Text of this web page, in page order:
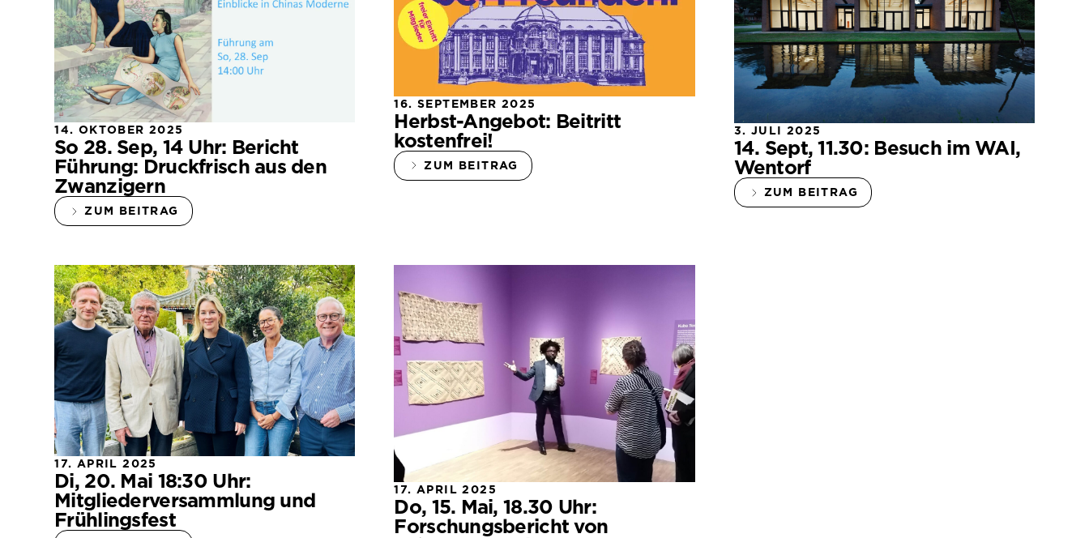
14. OKTOBER 2025
So 28. Sep, 14 Uhr: Bericht
Führung: Druckfrisch aus den
Zwanzigern
ZUM BEITRAG
16. SEPTEMBER 2025
Herbst-Angebot: Beitritt
kostenfrei!
ZUM BEITRAG
3. JULI 2025
14. Sept, 11.30: Besuch im WAI,
Wentorf
ZUM BEITRAG
17. APRIL 2025
Di, 20. Mai 18:30 Uhr:
Mitgliederversammlung und
Frühlingsfest
17. APRIL 2025
Do, 15. Mai, 18.30 Uhr:
Forschungsbericht von